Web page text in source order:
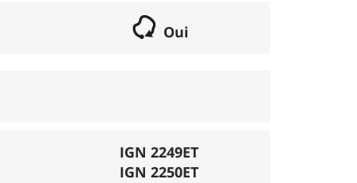
Oui
lorsqu'il s'agit d'une boucle. Les chemins
peut se réaliser avec un vélo semi
IGN 2249ET
IGN 2250ET